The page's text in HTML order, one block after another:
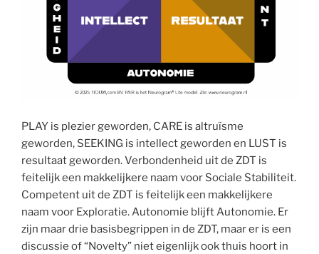
PLAY is plezier geworden, CARE is altruïsme
geworden, SEEKING is intellect geworden en LUST is
resultaat geworden. Verbondenheid uit de ZDT is
feitelijk een makkelijkere naam voor Sociale Stabiliteit.
Competent uit de ZDT is feitelijk een makkelijkere
naam voor Exploratie. Autonomie blijft Autonomie. Er
zijn maar drie basisbegrippen in de ZDT, maar er is een
discussie of “Novelty” niet eigenlijk ook thuis hoort in